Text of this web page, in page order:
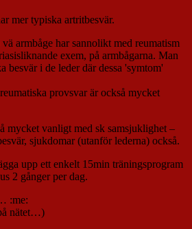
mer typiska artritbesvär.
armbåge har sannolikt med reumatism
exem, på armbågarna. Man
besvär i de leder där dessa 'symtom'
provsvar är också mycket
mycket vanligt med sk samsjuklighet –
sjukdomar (utanför lederna) också.
upp ett enkelt 15min träningsprogram
2 gånger per dag.
:me:
nätet…)